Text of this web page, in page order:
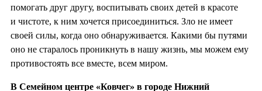
помогать друг другу, воспитывать своих детей в красоте
и чистоте, к ним хочется присоединиться. Зло не имеет
своей силы, когда оно обнаруживается. Какими бы путями
оно не старалось проникнуть в нашу жизнь, мы можем ему
противостоять все вместе, всем миром.
В Семейном центре «Ковчег» в городе Нижний